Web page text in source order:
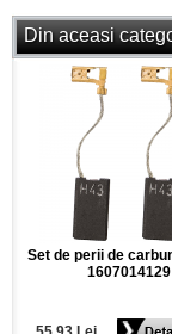
Din aceasi
Set de perii de
1607014129